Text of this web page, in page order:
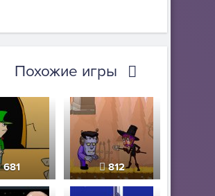
Похожие игры
681 812